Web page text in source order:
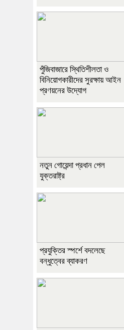
পুঁজিবাজারে স্থিতিশীলতা ও
বিনিয়োগকারীদের সুরক্ষায় আইন
প্রণয়নের উদ্যোগ
নতুন গোয়েন্দা প্রধান পেল
যুক্তরাষ্ট্র
প্রযুক্তির স্পর্শে বদলেছে
বন্ধুত্বের ব্যাকরণ